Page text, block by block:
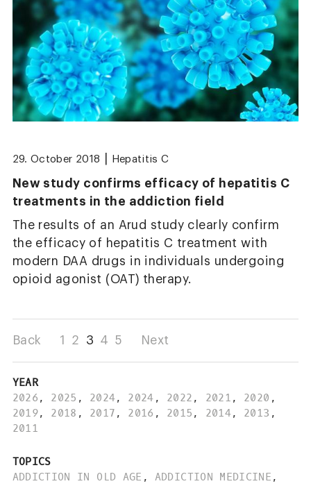
29. October 2018 Hepatitis C
New study confirms efficacy of hepatitis C
treatments in the addiction field
The results of an Arud study clearly confirm
the efficacy of hepatitis C treatment with
modern DAA drugs in individuals undergoing
opioid agonist (OAT) therapy.
Back 1 2 3 4 5 Next
YEAR
2026 , 2025 , 2024, 2024 , 2022 , 2021 , 2020 ,
2019, 2018 , 2017 , 2016 , 2015 , 2014, 2013 ,
2011
TOPICS
ADDICTION IN OLD AGE , ADDICTION MEDICINE ,